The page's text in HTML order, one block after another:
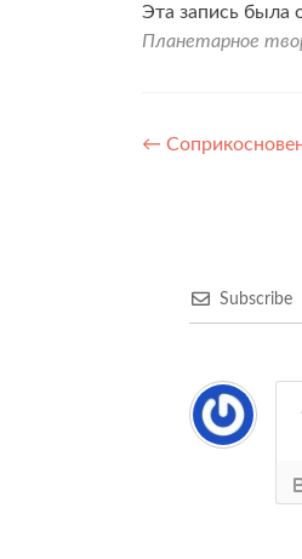
Эта запись была
Планетарное
←
Subscribe